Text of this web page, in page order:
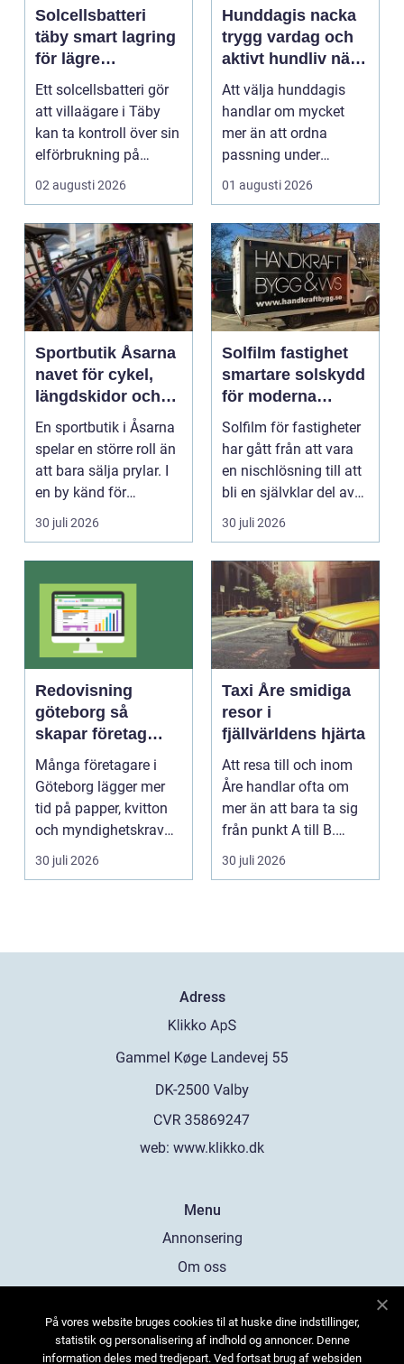
Solcellsbatteri
täby smart lagring
för lägre
elkostnader året
runt
Ett solcellsbatteri gör
att villaägare i Täby
kan ta kontroll över sin
elförbrukning på
riktigt. Gen...
02 augusti 2026
Hunddagis nacka
trygg vardag och
aktivt hundliv nära
stan
Att välja hunddagis
handlar om mycket
mer än att ordna
passning under
arbetsdagen. För
många hundäga...
01 augusti 2026
Sportbutik Åsarna
navet för cykel,
längdskidor och
löpning i södra
jämtland
En sportbutik i Åsarna
spelar en större roll än
att bara sälja prylar. I
en by känd för
längdskidåkn...
30 juli 2026
Solfilm fastighet
smartare solskydd
för moderna
byggnader
Solfilm för fastigheter
har gått från att vara
en nischlösning till att
bli en självklar del av
mode...
30 juli 2026
Redovisning
göteborg så
skapar företag
bättre kontroll och
mer tid
Många företagare i
Göteborg lägger mer
tid på papper, kvitton
och myndighetskrav
än på kunder och ut...
30 juli 2026
Taxi Åre smidiga
resor i
fjällvärldens hjärta
Att resa till och inom
Åre handlar ofta om
mer än att bara ta sig
från punkt A till B.
Vädret skifta...
30 juli 2026
Adress
web: www.klikko.dk
Menu
Annonsering
Om oss
Kontakta oss
Sitemap
På vores website bruges cookies til at huske dine indstillinger,
statistik og personalisering af indhold og annoncer. Denne
information deles med tredjepart. Ved fortsat brug af websiden